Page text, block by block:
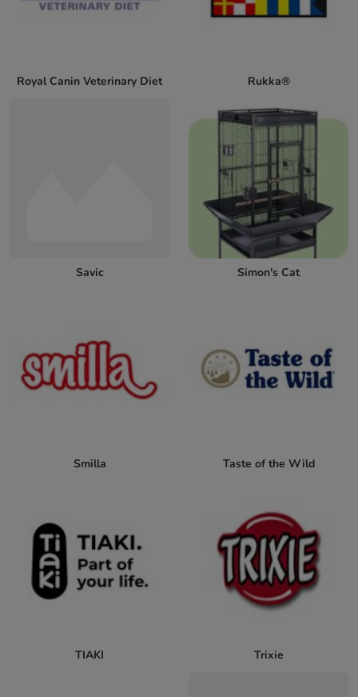
Royal Canin Veterinary Diet Rukka®
Savic Simon's Cat
Smilla Taste of the Wild
TIAKI Trixie